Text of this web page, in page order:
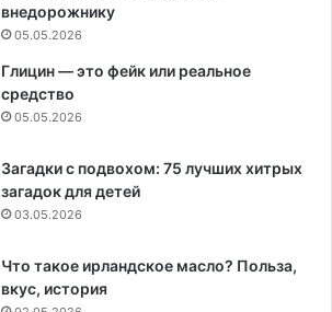
внедорожнику
05.05.2026
Глицин — это фейк или реальное
средство
05.05.2026
Загадки с подвохом: 75 лучших хитрых
загадок для детей
03.05.2026
Что такое ирландское масло? Польза,
вкус, история